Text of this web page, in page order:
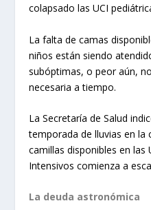
colapsado las UCI
La falta de camas
niños están siendo
subóptimas, o peor aún,
necesaria a tiempo.
La Secretaría de Salud
temporada de lluvias en la
camillas disponibles en las
Intensivos comienza a
La deuda astronómica